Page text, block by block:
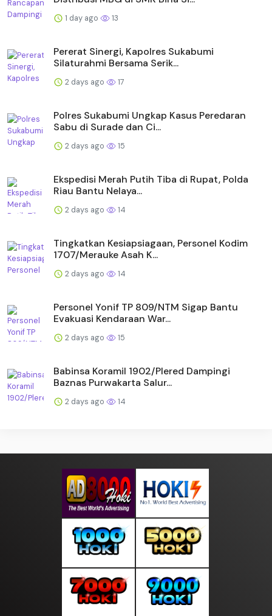
1 day ago 13
Pererat Sinergi, Kapolres Sukabumi
Silaturahmi Bersama Serik...
2 days ago 17
Polres Sukabumi Ungkap Kasus Peredaran
Sabu di Surade dan Ci...
2 days ago 15
Ekspedisi Merah Putih Tiba di Rupat, Polda
Riau Bantu Nelaya...
2 days ago 14
Tingkatkan Kesiapsiagaan, Personel Kodim
1707/Merauke Asah K...
2 days ago 14
Personel Yonif TP 809/NTM Sigap Bantu
Evakuasi Kendaraan War...
2 days ago 15
Babinsa Koramil 1902/Plered Dampingi
Baznas Purwakarta Salur...
2 days ago 14